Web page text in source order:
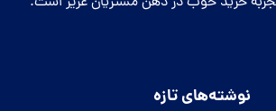
نوشته‌های تازه